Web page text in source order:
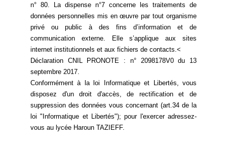
n° 80. La dispense n°7 concerne les traitements de
données personnelles mis en œuvre par tout organisme
privé ou public à des fins d’information et de
communication externe. Elle s’applique aux sites
internet institutionnels et aux fichiers de contacts.<
Déclaration CNIL PRONOTE : n° 2098178V0 du 13
septembre 2017.
Conformément à la loi Informatique et Libertés, vous
disposez d'un droit d'accès, de rectification et de
suppression des données vous concernant (art.34 de la
loi "Informatique et Libertés"); pour l'exercer adressez-
vous au lycée Haroun TAZIEFF.